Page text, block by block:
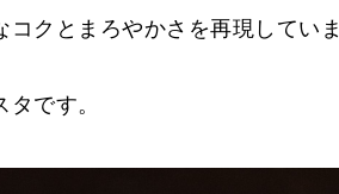
クとまろやかさを再現していま
です。